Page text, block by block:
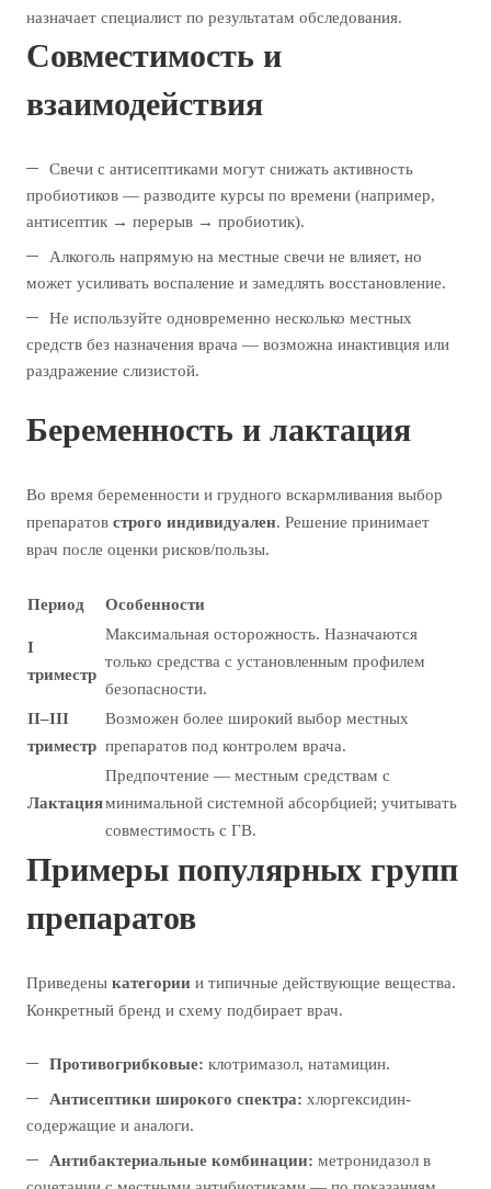
назначает специалист по результатам обследования.
Совместимость и
взаимодействия
Свечи с антисептиками могут снижать активность
пробиотиков — разводите курсы по времени (например,
антисептик → перерыв → пробиотик).
Алкоголь напрямую на местные свечи не влияет, но
может усиливать воспаление и замедлять восстановление.
Не используйте одновременно несколько местных
средств без назначения врача — возможна инактивция или
раздражение слизистой.
Беременность и лактация
Во время беременности и грудного вскармливания выбор
препаратов строго индивидуален. Решение принимает
врач после оценки рисков/пользы.
Период Особенности
I
триместр
Максимальная осторожность. Назначаются
только средства с установленным профилем
безопасности.
II–III
триместр
Возможен более широкий выбор местных
препаратов под контролем врача.
Лактация
Предпочтение — местным средствам с
минимальной системной абсорбцией; учитывать
совместимость с ГВ.
Примеры популярных групп
препаратов
Приведены категории и типичные действующие вещества.
Конкретный бренд и схему подбирает врач.
Противогрибковые: клотримазол, натамицин.
Антисептики широкого спектра: хлоргексидин-
содержащие и аналоги.
Антибактериальные комбинации: метронидазол в